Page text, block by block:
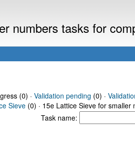
numbers tasks for
(0) · Validation pending (0) ·
Sieve (0) · 15e Lattice Sieve for smaller
Task name: